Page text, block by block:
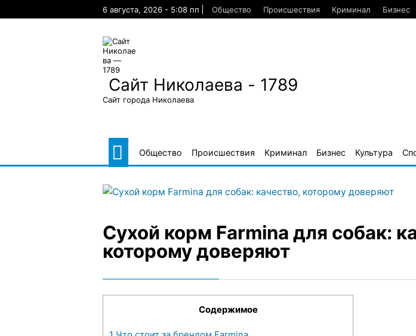
6 августа, 2026 - 5:08 пп Общество Происшествия Криминал Бизнес
Сайт Николаева - 1789
Сайт города Николаева
Общество Происшествия Криминал Бизнес Культура
Сухой корм Farmina для собак:
которому доверяют
Содержимое